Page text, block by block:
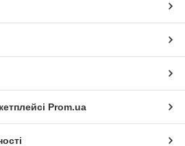
Prom.ua